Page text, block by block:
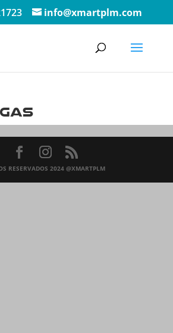
info@xmartplm.com
RESERVADOS 2024 @XMARTPLM